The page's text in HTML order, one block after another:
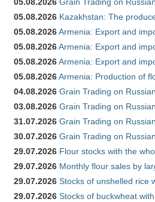
05.08.2026 Grain Trading on
05.08.2026 Kazakhstan: The
05.08.2026Armenia: Export and
05.08.2026Armenia: Export and
05.08.2026Armenia: Export and
05.08.2026Armenia: Production of
04.08.2026 Grain Trading on
03.08.2026 Grain Trading on
31.07.2026 Grain Trading on
30.07.2026 Grain Trading on
29.07.2026 Flour stocks with the
29.07.2026 Monthly flour sales by
29.07.2026 Stocks of unshelled rice
29.07.2026 Stocks of buckwheat